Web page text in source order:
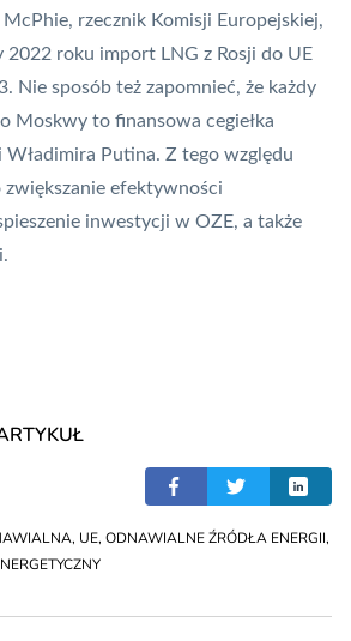
rzecznik Komisji Europejskiej,
2022 roku import LNG z Rosji do UE
Nie sposób też zapomnieć, że każdy
Moskwy to finansowa cegiełka
Władimira Putina. Z tego względu
zwiększanie efektywności
inwestycji w OZE, a także
, UE, ODNAWIALNE ŹRÓDŁA ENERGII,